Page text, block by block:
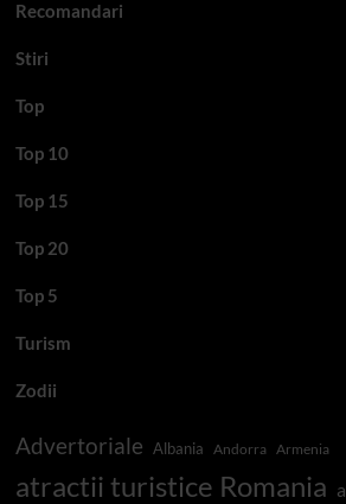
Recomandari
Stiri
Top
Top 10
Top 15
Top 20
Top 5
Turism
Zodii
Advertoriale Albania Andorra Armenia
atractii turistice Romania